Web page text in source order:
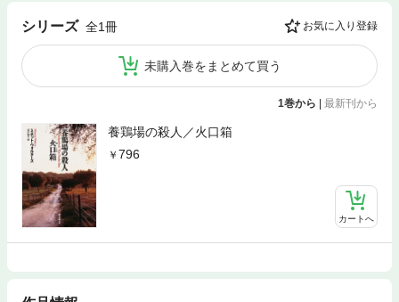
シリーズ 全1冊 お気に入り登録
未購入巻をまとめて買う
1巻から | 最新刊から
養鶏場の殺人／火口箱
796
カートへ